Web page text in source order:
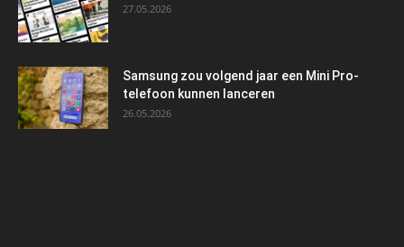
27.05.2026
Samsung zou volgend jaar een Mini Pro-
telefoon kunnen lanceren
26.05.2026